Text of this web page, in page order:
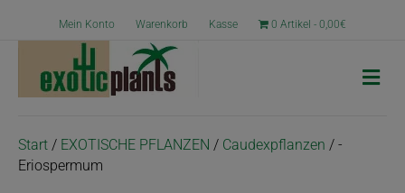
Mein Konto Warenkorb Kasse 0 Artikel 0,00€
N
a
Start / EXOTISCHE PFLANZEN / Caudexpflanzen / -
Eriospermum